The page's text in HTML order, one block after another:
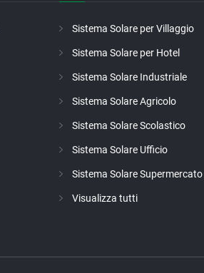
Sistema Solare per Villaggio
Sistema Solare per Hotel
Sistema Solare Industriale
Sistema Solare Agricolo
Sistema Solare Scolastico
Sistema Solare Ufficio
Sistema Solare Supermercato
Visualizza tutti